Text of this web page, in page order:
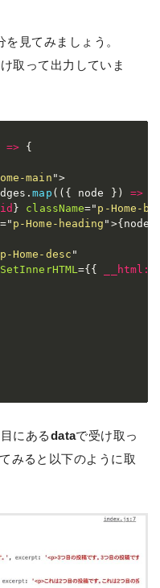
見てみましょう。
取って出力していま
=> {
main">
.map ( ( { node } ) =>
id } className=" p-Home-
=" p-Home-heading " >{ node
p-Home-desc "
={ { __html :
にあるdataで受け取っ
みると以下のように取